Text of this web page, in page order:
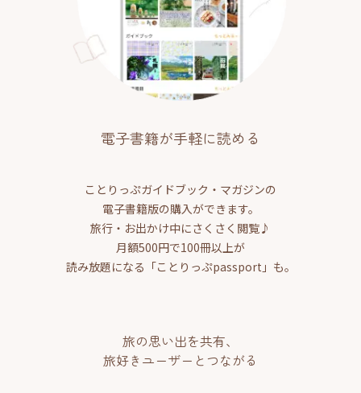
電子書籍が手軽に読める
ことりっぷガイドブック・マガジンの
電子書籍版の購入ができます。
旅行・お出かけ中にさくさく閲覧♪
月額500円で100冊以上が
読み放題になる「ことりっぷpassport」も。
旅の思い出を共有、
旅好きユーザーとつながる